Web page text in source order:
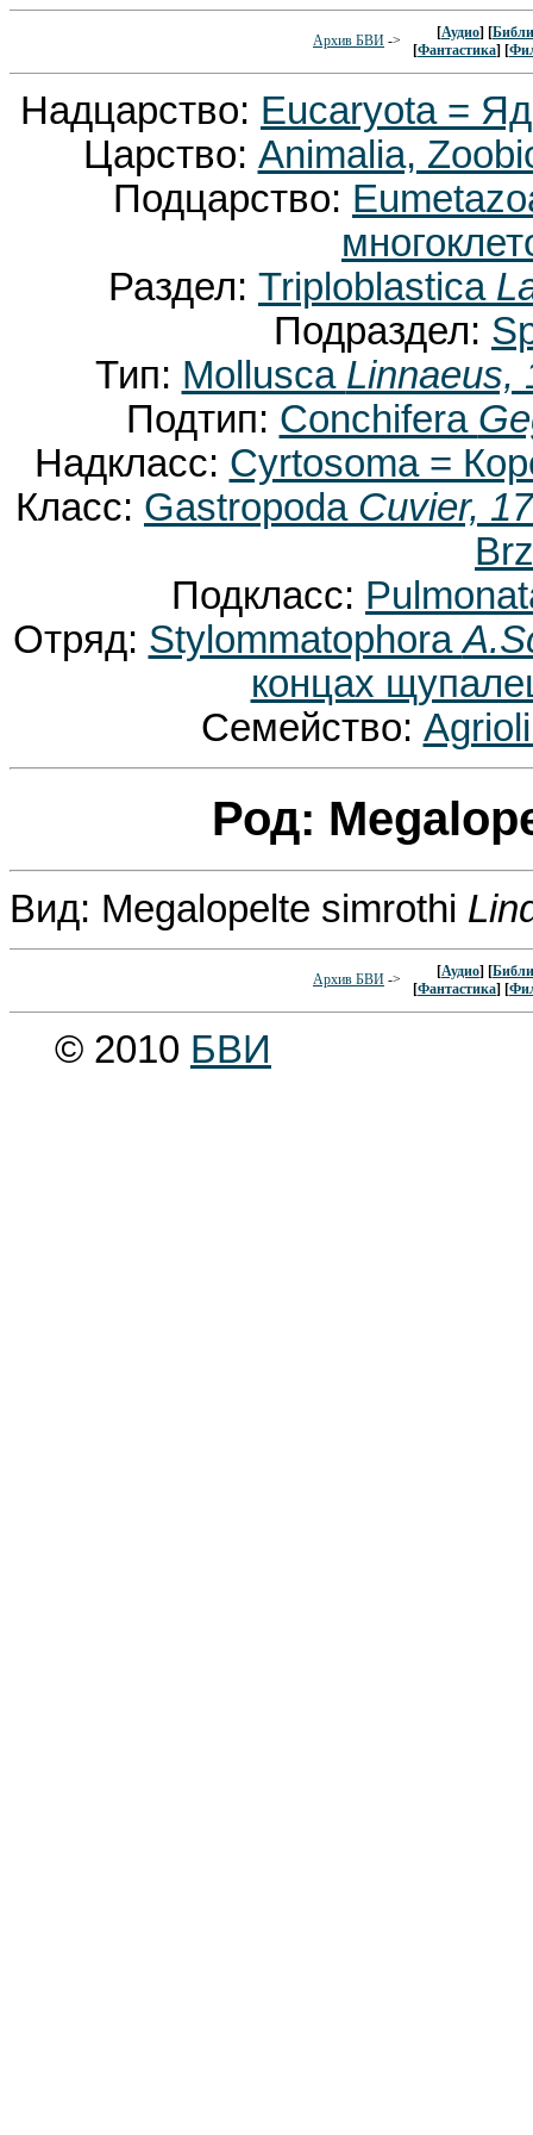
Архив БВИ -> [Аудио] [
[Фантастика] [
Надцарство: Eucaryota =
Царство: Animalia,
Подцарство:
Раздел: Triploblastica
Подраздел:
Тип: Mollusca Linnaeus,
Подтип: Conchifera
Надкласс: Cyrtosoma =
Класс: Gastropoda Cuvier,
Подкласс:
Отряд: Stylommatophora
концах
Семейство:
Род:
Вид: Megalopelte simrothi
Архив БВИ -> [Аудио] [
[Фантастика] [
© 2010 БВИ